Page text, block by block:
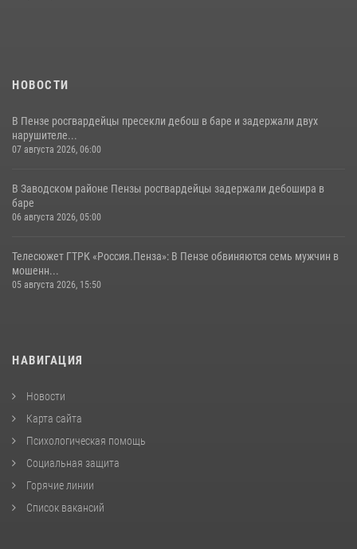
НОВОСТИ
В Пензе росгвардейцы пресекли дебош в баре и задержали двух
нарушителе...
07 августа 2026, 06:00
В Заводском районе Пензы росгвардейцы задержали дебошира в
баре
06 августа 2026, 05:00
Телесюжет ГТРК «Россия.Пенза»: В Пензе обвиняются семь мужчин в
мошенн...
05 августа 2026, 15:50
НАВИГАЦИЯ
Новости
Карта сайта
Психологическая помощь
Социальная защита
Горячие линии
Список вакансий